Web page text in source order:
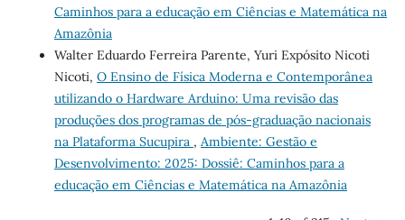
Caminhos para a educação em Ciências e Matemática na
Amazônia
Walter Eduardo Ferreira Parente, Yuri Expósito Nicoti
Nicoti, O Ensino de Física Moderna e Contemporânea
utilizando o Hardware Arduino: Uma revisão das
produções dos programas de pós-graduação nacionais
na Plataforma Sucupira , Ambiente: Gestão e
Desenvolvimento: 2025: Dossiê: Caminhos para a
educação em Ciências e Matemática na Amazônia